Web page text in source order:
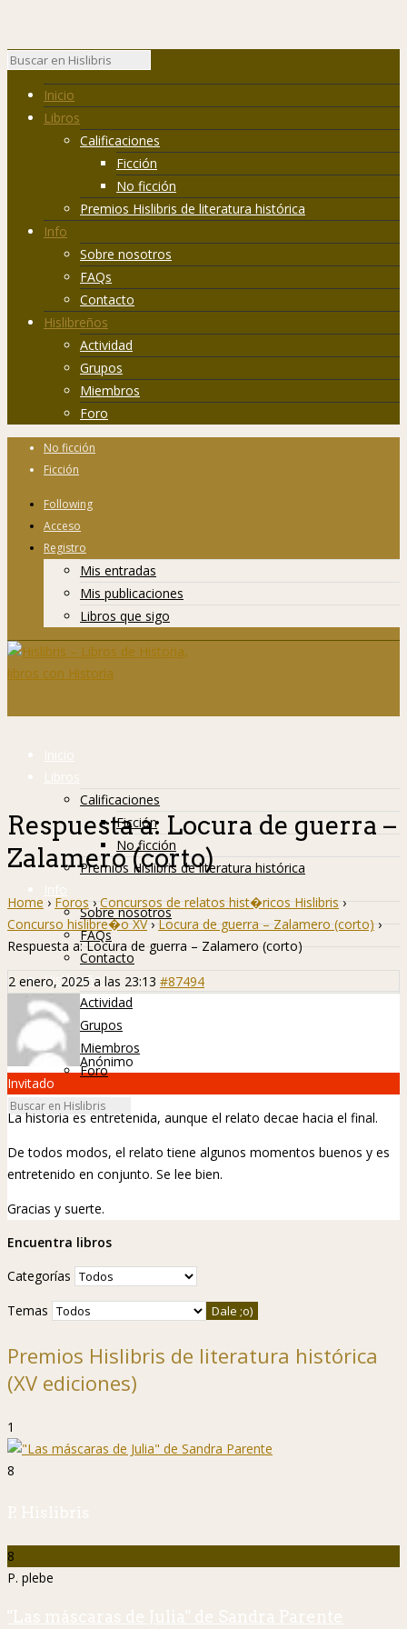
Inicio
Libros
Calificaciones
Ficción
No ficción
Premios Hislibris de literatura histórica
Info
Sobre nosotros
FAQs
Contacto
Hislibreños
Actividad
Grupos
Miembros
Foro
No ficción
Ficción
Following
Acceso
Registro
Mis entradas
Mis publicaciones
Libros que sigo
Inicio
Libros
Calificaciones
Ficción
No ficción
Premios Hislibris de literatura histórica
Info
Sobre nosotros
FAQs
Contacto
Hislibreños
Actividad
Grupos
Miembros
Foro
Respuesta a: Locura de guerra –
Zalamero (corto)
Home › Foros › Concursos de relatos hist�ricos Hislibris ›
Concurso hislibre�o XV › Locura de guerra – Zalamero (corto) ›
Respuesta a: Locura de guerra – Zalamero (corto)
2 enero, 2025 a las 23:13 #87494
Anónimo
Invitado
La historia es entretenida, aunque el relato decae hacia el final.
De todos modos, el relato tiene algunos momentos buenos y es
entretenido en conjunto. Se lee bien.
Gracias y suerte.
Encuentra libros
Categorías
Temas
Premios Hislibris de literatura histórica
(XV ediciones)
1
8
P. Hislibris
8
P. plebe
"Las máscaras de Julia" de Sandra Parente